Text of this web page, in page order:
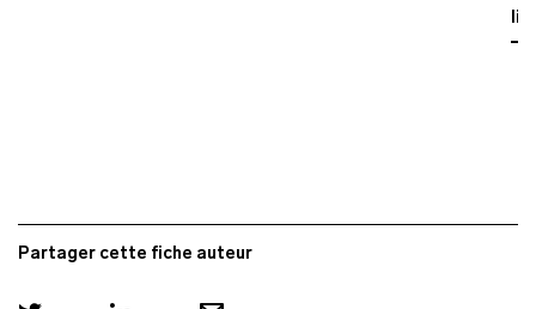
Partager cette fiche auteur